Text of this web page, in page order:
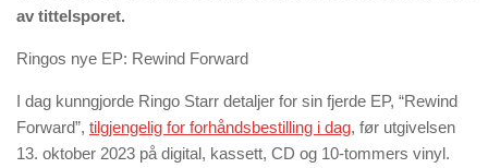
av tittelsporet.
Ringos nye EP: Rewind Forward
I dag kunngjorde Ringo Starr detaljer for sin fjerde EP, “Rewind
Forward”, tilgjengelig for forhåndsbestilling i dag, før utgivelsen
13. oktober 2023 på digital, kassett, CD og 10-tommers vinyl.